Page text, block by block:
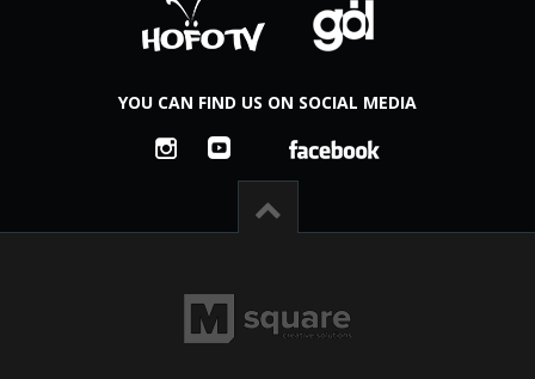
YOU CAN FIND US ON SOCIAL MEDIA